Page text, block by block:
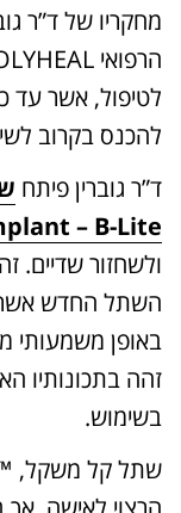
מחקריו של ד”ר
לטיפול, אשר עד
להכנס בקרוב
ד”ר גוברין פיתח
– B-Lite
ולשחזור שדיים.
באופן משמעותי
זהה בתכונותיו
בשימוש.